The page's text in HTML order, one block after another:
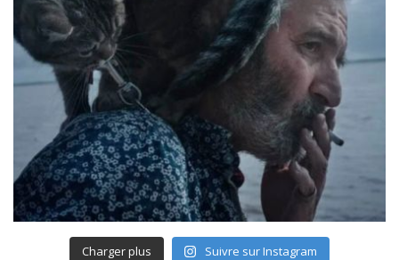
Charger plus Suivre sur Instagram